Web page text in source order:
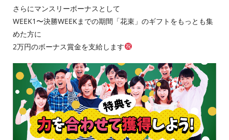
さらにマンスリーボーナスとして
WEEK1〜決勝WEEKまでの期間「花束」のギフトをもっとも集
めた方に
2万円のボーナス賞金を支給します